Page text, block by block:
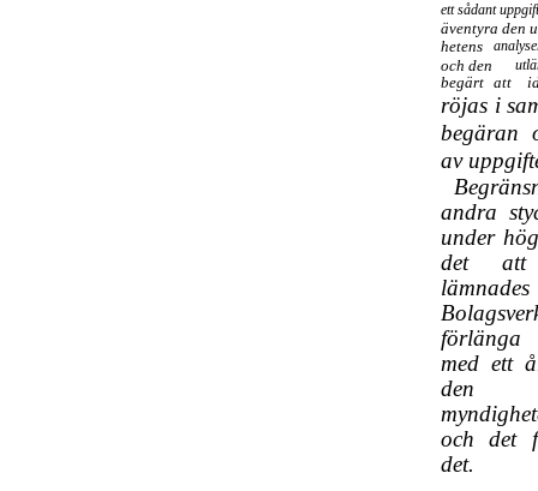
ett sådant
äventyra den
hetens
och den
begärt att
röjas i
begäran
av
andra
under
det att
förlänga
med ett
den
och det
det.